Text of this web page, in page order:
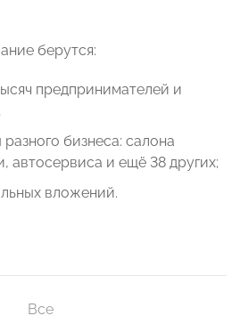
берутся:
предпринимателей и
бизнеса: салона
автосервиса и ещё 38 других;
вложений.
Все